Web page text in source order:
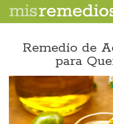
Remedio de
para